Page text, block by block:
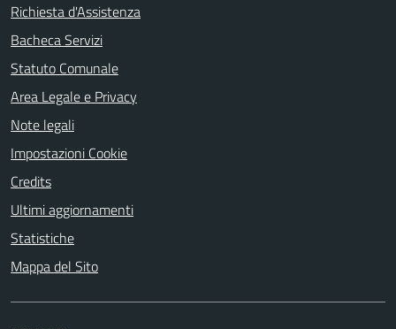
Richiesta d'Assistenza
Bacheca Servizi
Statuto Comunale
Area Legale e Privacy
Note legali
Impostazioni Cookie
Credits
Ultimi aggiornamenti
Statistiche
Mappa del Sito